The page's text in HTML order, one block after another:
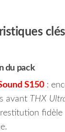
clés
du pack
S150 :
avant THX
fidèle